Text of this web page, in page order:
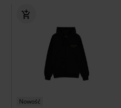
Nowość